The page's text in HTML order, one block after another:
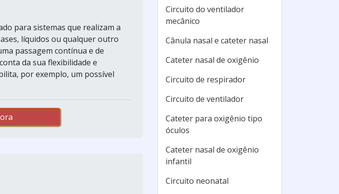
para sistemas que realizam a
líquidos ou qualquer outro
passagem contínua e de
da sua flexibilidade e
por exemplo, um possível
Circuito do ventilador
mecânico
Cânula nasal e cateter nasal
Cateter nasal de oxigênio
Circuito de respirador
Circuito de ventilador
Cateter para oxigênio tipo
óculos
Cateter nasal de oxigênio
infantil
Circuito neonatal